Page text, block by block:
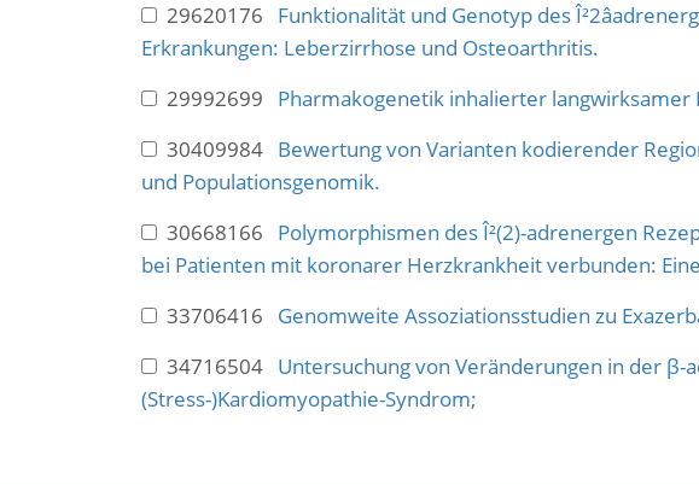
29620176 Funktionalität und Genotyp des
Erkrankungen: Leberzirrhose und Osteoarthritis.
29992699 Pharmakogenetik inhalierter langwirksamer
30409984 Bewertung von Varianten kodierender
und Populationsgenomik.
30668166 Polymorphismen des Î²(2)-adrenergen
bei Patienten mit koronarer Herzkrankheit verbunden:
33706416 Genomweite Assoziationsstudien zu
34716504 Untersuchung von Veränderungen in der β-
(Stress-)Kardiomyopathie-Syndrom;